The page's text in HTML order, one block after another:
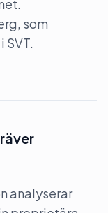
som
SVT.
analyserar